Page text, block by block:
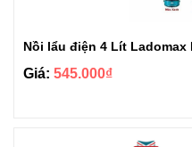
Nồi lẩu điện 4 Lít Ladomax
Giá: 545.000₫